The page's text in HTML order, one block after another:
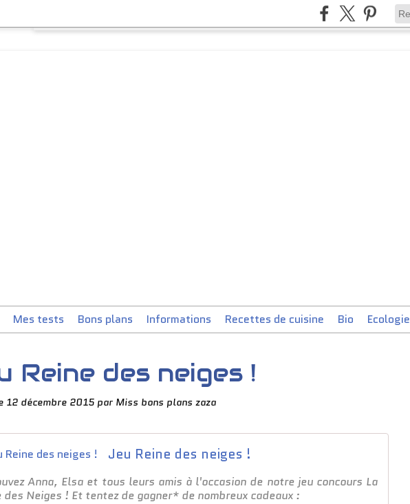
Mes tests Bons plans Informations Recettes de cuisine Bio Ecologie
Reine des neiges !
12 décembre 2015 par Miss bons plans zaza
Jeu Reine des neiges !
Anna, Elsa et tous leurs amis à l'occasion de notre jeu concours La
des Neiges ! Et tentez de gagner* de nombreux cadeaux :